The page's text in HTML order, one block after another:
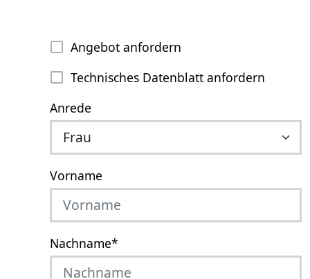
Angebot anfordern
Technisches Datenblatt anfordern
Anrede
Vorname
Nachname*